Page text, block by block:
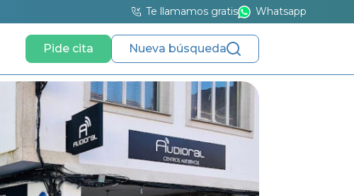
Te llamamos gratis Whatsapp
Pide cita Nueva búsqueda